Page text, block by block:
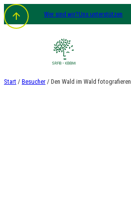
Zum
Inhalt
springen
Wer sind wir?Uns unterstützen
Start / Besucher / Den Wald im Wald fotografieren